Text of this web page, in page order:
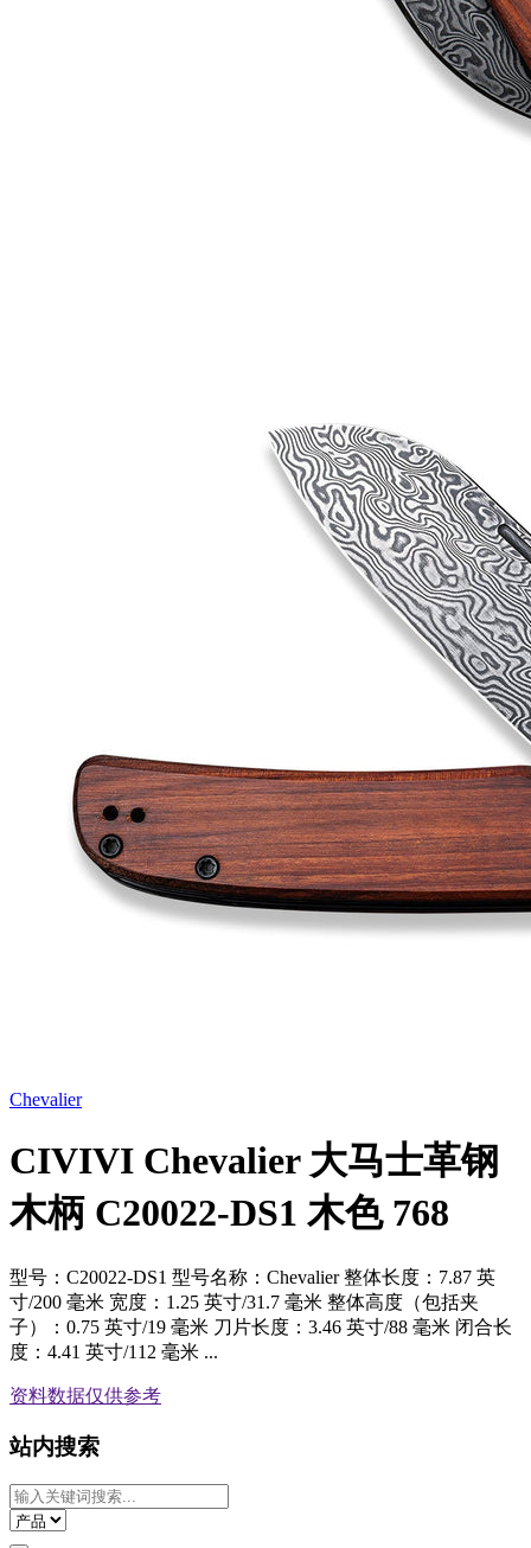
Chevalier
CIVIVI Chevalier 大马士革钢
木柄 C20022-DS1 木色 768
型号：C20022-DS1 型号名称：Chevalier 整体长度：7.87 英
寸/200 毫米 宽度：1.25 英寸/31.7 毫米 整体高度（包括夹
子）：0.75 英寸/19 毫米 刀片长度：3.46 英寸/88 毫米 闭合长
度：4.41 英寸/112 毫米 ...
资料数据仅供参考
站内搜索